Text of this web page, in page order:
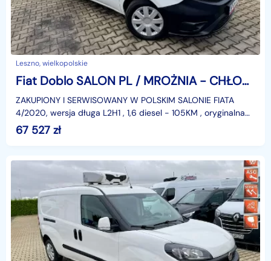
Leszno, wielkopolskie
Fiat Doblo SALON PL / MROŻNIA - CHŁODNIA -20st.C / DŁUGI / 151 tys.km / GWARANC
ZAKUPIONY I SERWISOWANY W POLSKIM SALONIE FIATA
4/2020, wersja długa L2H1 , 1,6 diesel - 105KM , oryginalna
plastykowa zabudowa chłodni - mrożni od -20st.C do
67 527 zł